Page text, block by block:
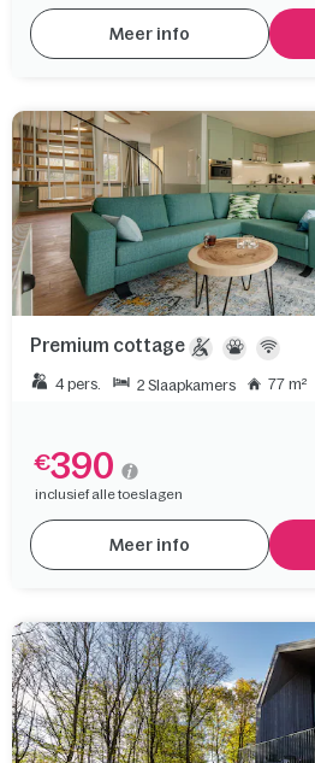
Meer info
Premium cottage
4 pers. 2 Slaapkamers 77 m²
€390
inclusief alle toeslagen
Meer info